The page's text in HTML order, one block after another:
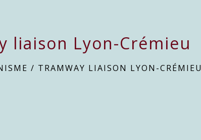
liaison Lyon-Crémieu
/ TRAMWAY LIAISON LYON-CRÉMIEU